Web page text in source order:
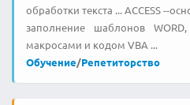
обработки текста ... ACCESS --
заполнение шаблонов
макросами и кодом VBA ...
Обучение/Репетиторство